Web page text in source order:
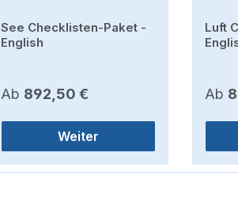
See Checklisten-Paket -
English
Regulärer Preis:
Ab 892,50 €
Weiter
Luft
Ab